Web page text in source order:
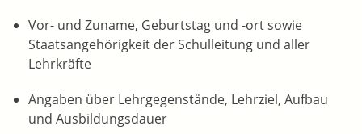
Vor- und Zuname, Geburtstag und -ort sowie
Staatsangehörigkeit der Schulleitung und aller
Lehrkräfte
Angaben über Lehrgegenstände, Lehrziel, Aufbau
und Ausbildungsdauer